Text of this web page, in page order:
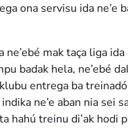
ona servisu ida ne’e
ne’ebé mak taça liga
badak hela, ne’ebé
entrega ba
ne’e aban nia sei
hahú treinu di’ak hodi